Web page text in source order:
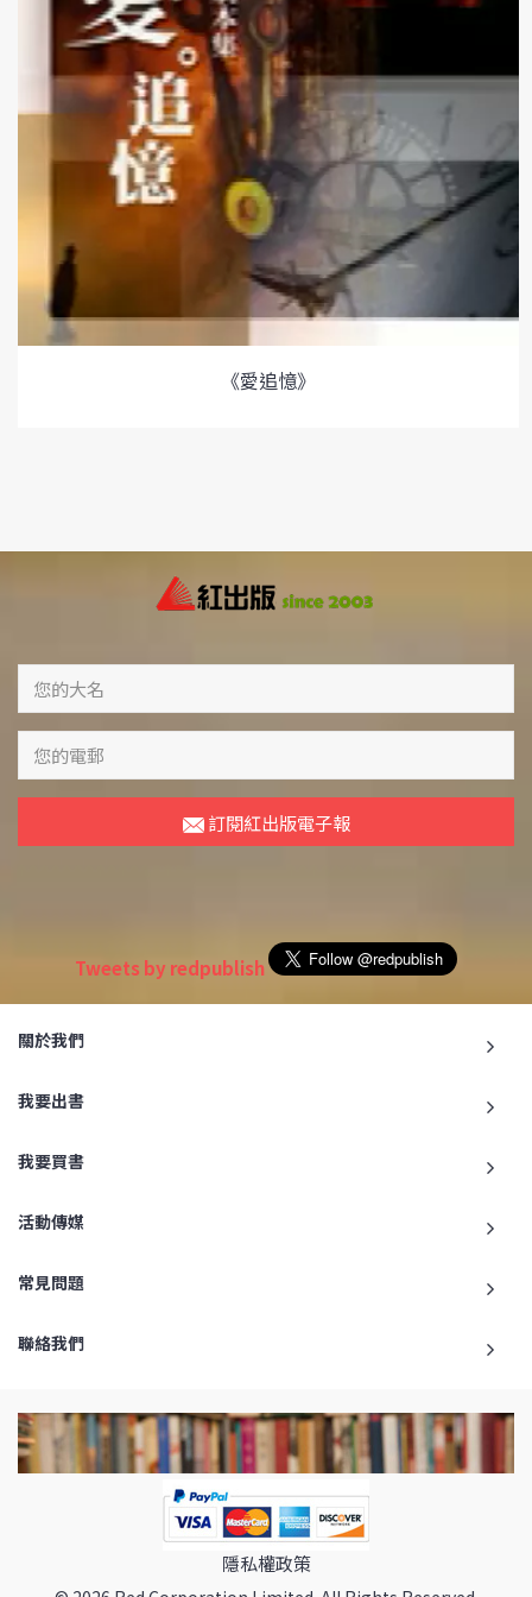
《愛追憶》
訂閱紅出版電子報
Tweets by redpublish
關於我們
我要出書
我要買書
活動傳媒
常見問題
聯絡我們
隱私權政策